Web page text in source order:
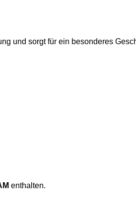
und sorgt für ein besonderes
enthalten.